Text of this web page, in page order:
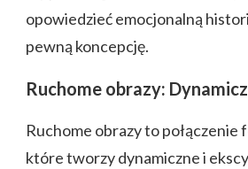
opowiedzieć emocjonalną
pewną koncepcję.
Ruchome obrazy:
Ruchome obrazy to
które tworzy dynamiczne i